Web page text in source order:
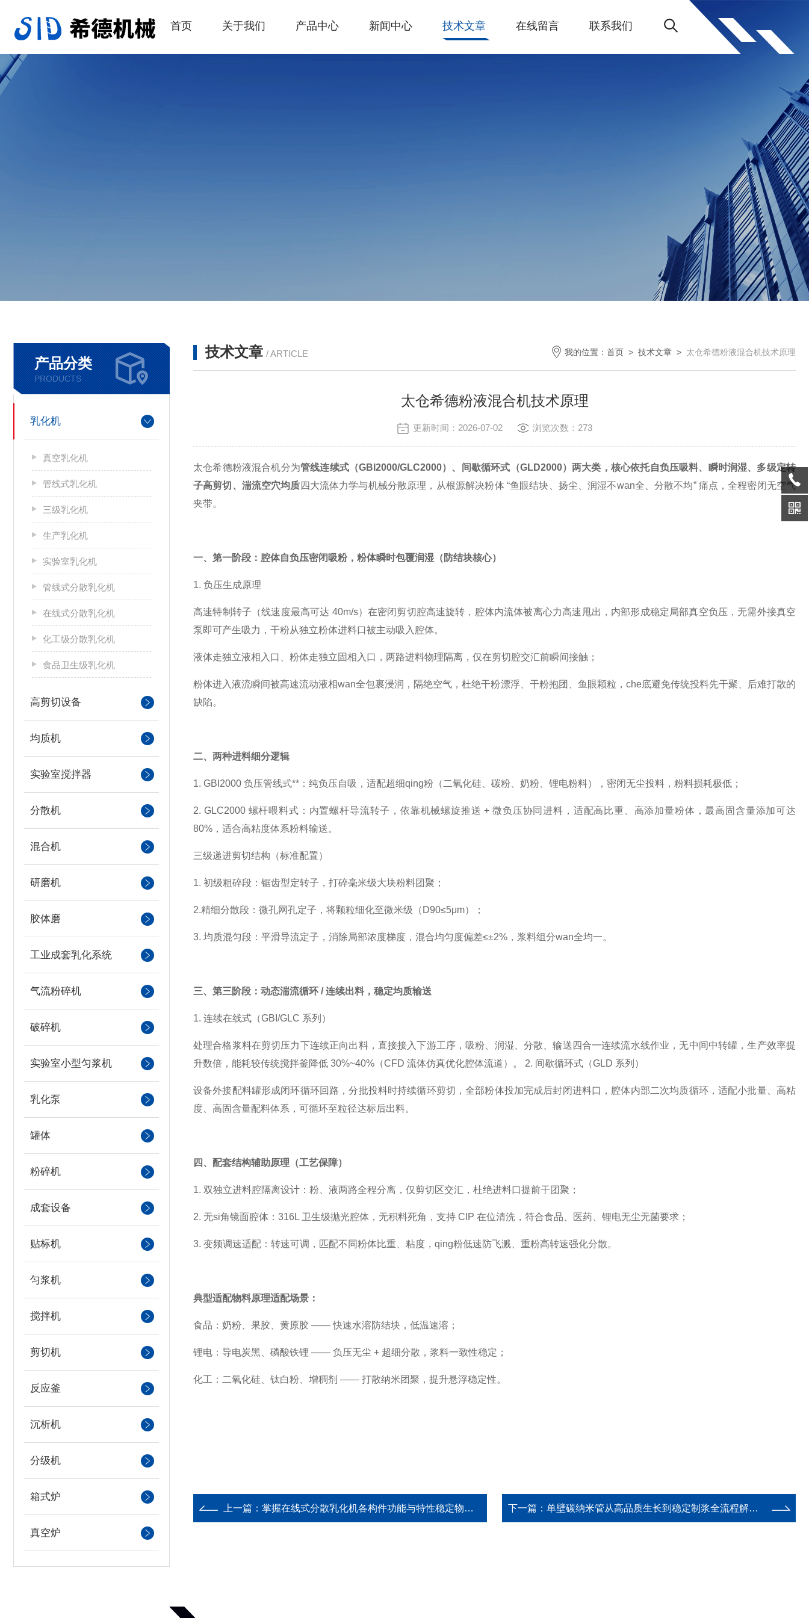
首页 关于我们 产品中心 新闻中心 技术文章 在线留言 联系我们
产品分类
PRODUCTS
乳化机
真空乳化机
管线式乳化机
三级乳化机
生产乳化机
实验室乳化机
管线式分散乳化机
在线式分散乳化机
化工级分散乳化机
食品卫生级乳化机
高剪切设备
均质机
实验室搅拌器
分散机
混合机
研磨机
胶体磨
工业成套乳化系统
气流粉碎机
破碎机
实验室小型匀浆机
乳化泵
罐体
粉碎机
成套设备
贴标机
匀浆机
搅拌机
剪切机
反应釜
沉析机
分级机
箱式炉
真空炉
技术文章 / ARTICLE 我的位置： 首页 > 技术文章 > 太仓希德粉液混合机技术原理
太仓希德粉液混合机技术原理
更新时间：2026-07-02 浏览次数：273
太仓希德粉液混合机分为管线连续式（GBI2000/GLC2000）、间歇循环式（GLD2000）两大类，核心依托自负压吸料、瞬时润湿、多级定转
子高剪切、湍流空穴均质 四大流体力学与机械分散原理，从根源解决粉体 “鱼眼结块、扬尘、润湿不wan全、分散不均” 痛点，全程密闭无空气
夹带。
一、第一阶段：腔体自负压密闭吸粉，粉体瞬时包覆润湿（防结块核心）
1. 负压生成原理
高速特制转子（线速度最高可达 40m/s）在密闭剪切腔高速旋转，腔体内流体被离心力高速甩出，内部形成稳定局部真空负压，无需外接真空
泵即可产生吸力，干粉从独立粉体进料口被主动吸入腔体。
液体走独立液相入口、粉体走独立固相入口，两路进料物理隔离，仅在剪切腔交汇前瞬间接触；
粉体进入液流瞬间被高速流动液相wan全包裹浸润，隔绝空气，杜绝干粉漂浮、干粉抱团、鱼眼颗粒，che底避免传统投料先干聚、后难打散的
缺陷。
二、两种进料细分逻辑
1. GBI2000 负压管线式**：纯负压自吸，适配超细qing粉（二氧化硅、碳粉、奶粉、锂电粉料），密闭无尘投料，粉料损耗极低；
2. GLC2000 螺杆喂料式：内置螺杆导流转子，依靠机械螺旋推送 + 微负压协同进料，适配高比重、高添加量粉体，最高固含量添加可达
80%，适合高粘度体系粉料输送。
三级递进剪切结构（标准配置）
1. 初级粗碎段：锯齿型定转子，打碎毫米级大块粉料团聚；
2.精细分散段：微孔网孔定子，将颗粒细化至微米级（D90≤5μm）；
3. 均质混匀段：平滑导流定子，消除局部浓度梯度，混合均匀度偏差≤±2%，浆料组分wan全均一。
三、第三阶段：动态湍流循环 / 连续出料，稳定均质输送
1. 连续在线式（GBI/GLC 系列）
处理合格浆料在剪切压力下连续正向出料，直接接入下游工序，吸粉、润湿、分散、输送四合一连续流水线作业，无中间中转罐，生产效率提
升数倍，能耗较传统搅拌釜降低 30%~40%（CFD 流体仿真优化腔体流道）。 2. 间歇循环式（GLD 系列）
设备外接配料罐形成闭环循环回路，分批投料时持续循环剪切，全部粉体投加完成后封闭进料口，腔体内部二次均质循环，适配小批量、高粘
度、高固含量配料体系，可循环至粒径达标后出料。
四、配套结构辅助原理（工艺保障）
1. 双独立进料腔隔离设计：粉、液两路全程分离，仅剪切区交汇，杜绝进料口提前干团聚；
2. 无si角镜面腔体：316L 卫生级抛光腔体，无积料死角，支持 CIP 在位清洗，符合食品、医药、锂电无尘无菌要求；
3. 变频调速适配：转速可调，匹配不同粉体比重、粘度，qing粉低速防飞溅、重粉高转速强化分散。
典型适配物料原理适配场景：
食品：奶粉、果胶、黄原胶 —— 快速水溶防结块，低温速溶；
锂电：导电炭黑、磷酸铁锂 —— 负压无尘 + 超细分散，浆料一致性稳定；
化工：二氧化硅、钛白粉、增稠剂 —— 打散纳米团聚，提升悬浮稳定性。
上一篇： 掌握在线式分散乳化机各构件功能与特性稳定物料加工生产质量 下一篇： 单壁碳纳米管从高品质生长到稳定制浆全流程解决方案